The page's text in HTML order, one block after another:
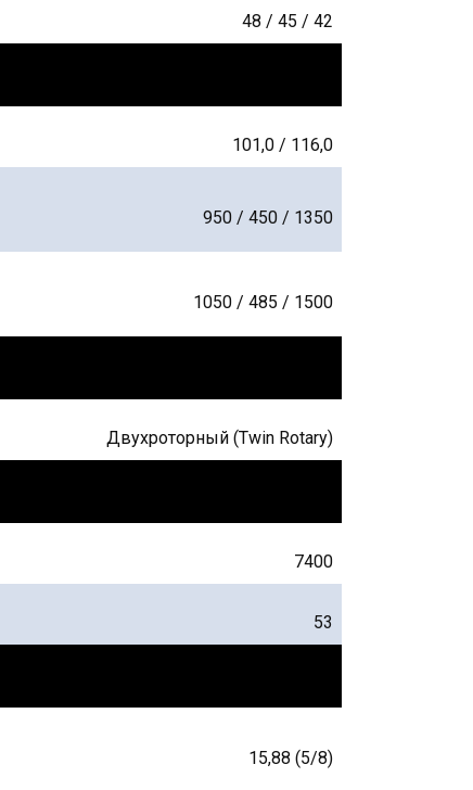
48 / 45 / 42
101,0 / 116,0
950 / 450 / 1350
1050 / 485 / 1500
Двухроторный (Twin Rotary)
7400
53
15,88 (5/8)